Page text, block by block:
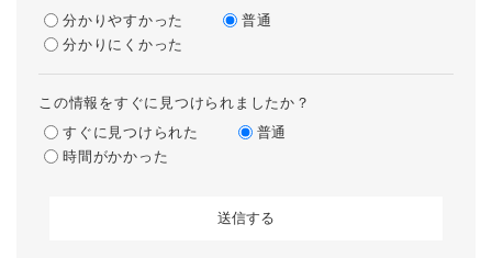
分かりやすかった
普通
分かりにくかった
この情報をすぐに見つけられましたか？
すぐに見つけられた
普通
時間がかかった